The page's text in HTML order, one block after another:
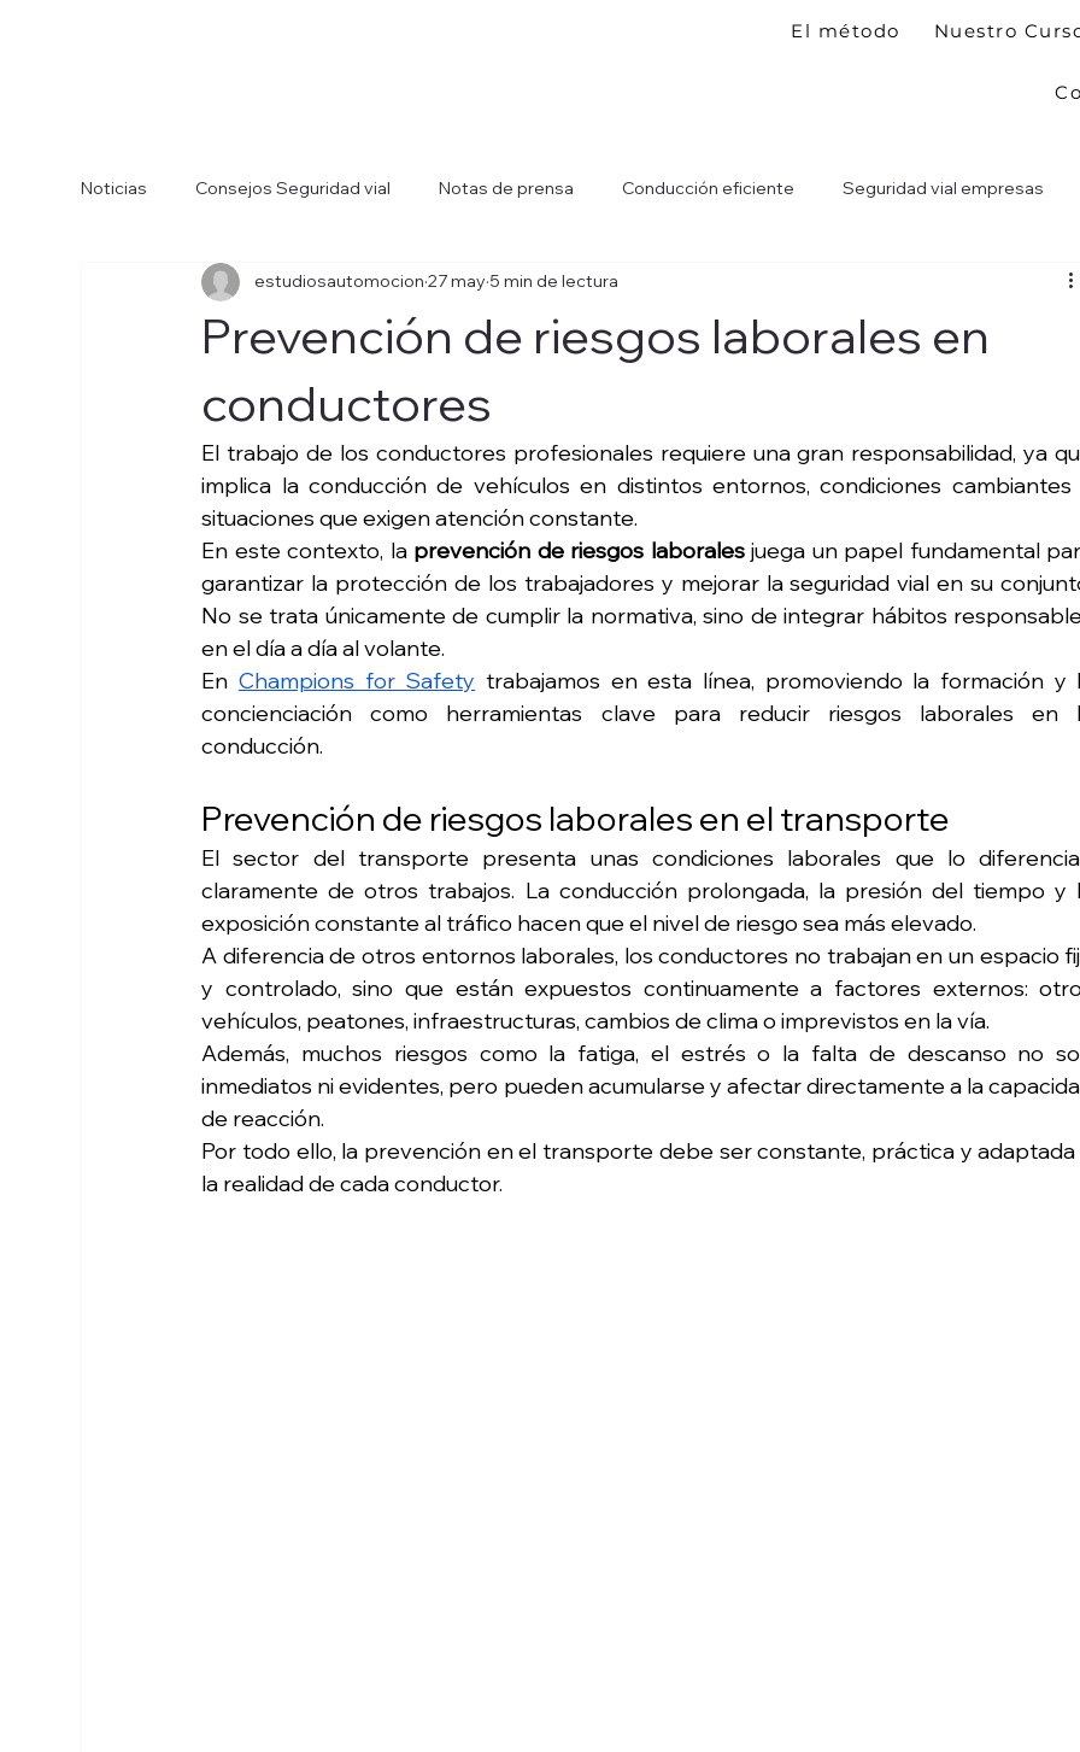
El método Nuestro
Noticias Consejos Seguridad vial Notas de prensa Conducción eficiente Seguridad vial empresas
Prevención de riesgos laborales en
conductores
estudiosautomocion 27 may 5 min de lectura
El trabajo de los conductores profesionales requiere una gran responsabilidad, ya
implica la conducción de vehículos en distintos entornos, condiciones cambiantes
situaciones que exigen atención constante.
En este contexto, la prevención de riesgos laborales juega un papel fundamental
garantizar la protección de los trabajadores y mejorar la seguridad vial en su
No se trata únicamente de cumplir la normativa, sino de integrar hábitos
en el día a día al volante.
En Champions for Safety trabajamos en esta línea, promoviendo la formación y
concienciación como herramientas clave para reducir riesgos laborales en
conducción.
Prevención de riesgos laborales en el transporte
El sector del transporte presenta unas condiciones laborales que lo
claramente de otros trabajos. La conducción prolongada, la presión del tiempo y
exposición constante al tráfico hacen que el nivel de riesgo sea más elevado.
A diferencia de otros entornos laborales, los conductores no trabajan en un espacio
y controlado, sino que están expuestos continuamente a factores externos:
vehículos, peatones, infraestructuras, cambios de clima o imprevistos en la vía.
Además, muchos riesgos como la fatiga, el estrés o la falta de descanso no
inmediatos ni evidentes, pero pueden acumularse y afectar directamente a la
de reacción.
Por todo ello, la prevención en el transporte debe ser constante, práctica y adaptada
la realidad de cada conductor.